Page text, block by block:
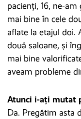
pacienți, 16, ne-
mai bine în cele
aflate la etajul doi.
două saloane, și
mai bine
aveam probleme
Atunci i-ați mutat
Da. Pregătim asta